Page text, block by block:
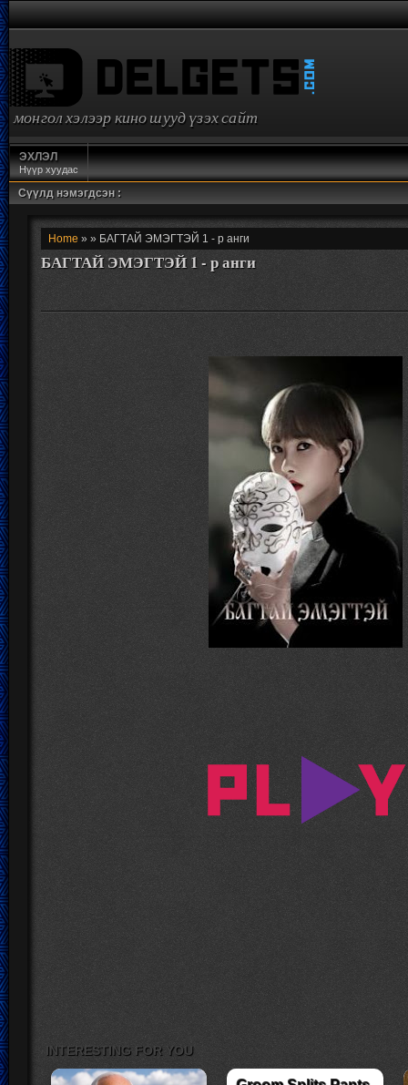
монгол хэлээр кино шууд үзэх сайт
ЭХЛЭЛ
Нүүр хуудас
Сүүлд нэмэгдсэн :
Home » » БАГТАЙ ЭМЭГТЭЙ 1 - р анги
БАГТАЙ ЭМЭГТЭЙ 1 - р анги